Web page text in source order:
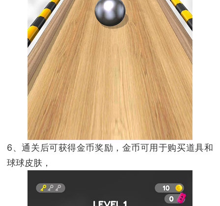
6、通关后可获得金币奖励，金币可用于购买道具和
球球皮肤，